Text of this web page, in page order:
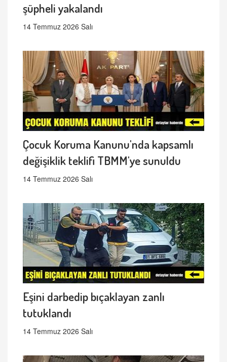
şüpheli yakalandı
14 Temmuz 2026 Salı
Çocuk Koruma Kanunu'nda kapsamlı
değişiklik teklifi TBMM'ye sunuldu
14 Temmuz 2026 Salı
Eşini darbedip bıçaklayan zanlı
tutuklandı
14 Temmuz 2026 Salı